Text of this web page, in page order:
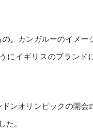
。カンガルーのイメー
にイギリスのブランド
ンオリンピックの開会
た。